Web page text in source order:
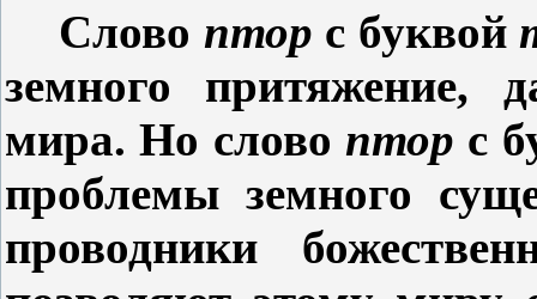
Слово птор с буквой
земного притяжение,
мира. Но слово птор с
проблемы земного
проводники